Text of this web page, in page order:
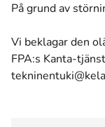
På grund av
Vi beklagar den
FPA:s Kanta-